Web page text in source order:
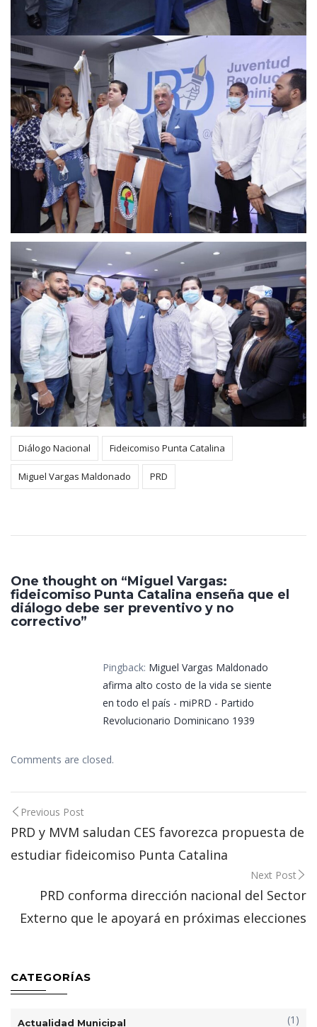
Diálogo Nacional Fideicomiso Punta Catalina
Miguel Vargas Maldonado PRD
One thought on “Miguel Vargas:
fideicomiso Punta Catalina enseña que el
diálogo debe ser preventivo y no
correctivo”
Pingback: Miguel Vargas Maldonado
afirma alto costo de la vida se siente
en todo el país - miPRD - Partido
Revolucionario Dominicano 1939
Comments are closed.
Post
navigation
Previous Post
PRD y MVM saludan CES favorezca propuesta de
estudiar fideicomiso Punta Catalina
Next Post
PRD conforma dirección nacional del Sector
Externo que le apoyará en próximas elecciones
CATEGORÍAS
Actualidad Municipal (1)